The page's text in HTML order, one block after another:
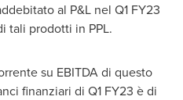
al P&L nel Q1 FY23
tali prodotti in PPL.
su EBITDA di questo
finanziari di Q1 FY23 è di